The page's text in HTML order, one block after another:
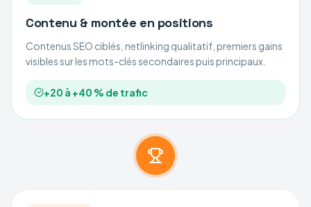
Contenu & montée en positions
Contenus SEO ciblés, netlinking qualitatif, premiers gains
visibles sur les mots-clés secondaires puis principaux.
+20 à +40 % de trafic